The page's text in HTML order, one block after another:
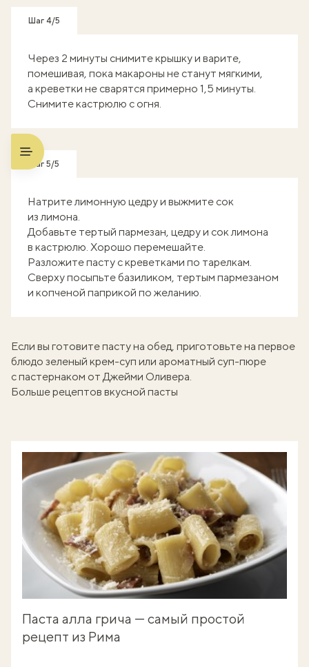
Шаг 4/5
Через 2 минуты снимите крышку и варите,
помешивая, пока макароны не станут мягкими,
а креветки не сварятся примерно 1,5 минуты.
Снимите кастрюлю с огня.
Шаг 5/5
Натрите лимонную цедру и выжмите сок
из лимона.
Добавьте тертый пармезан, цедру и сок лимона
в кастрюлю. Хорошо перемешайте.
Разложите пасту с креветками по тарелкам.
Сверху посыпьте базиликом, тертым пармезаном
и копченой паприкой по желанию.
Если вы готовите пасту на обед, приготовьте на первое
блюдо зеленый крем-суп или ароматный суп-пюре
с пастернаком от Джейми Оливера.
Больше рецептов вкусной пасты
Паста алла грича — самый простой
рецепт из Рима